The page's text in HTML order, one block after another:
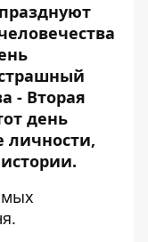
- Вторая
день
личности,